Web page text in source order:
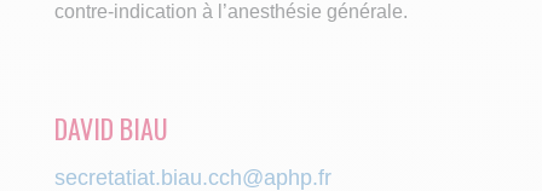
contre-indication à l’anesthésie générale.
DAVID BIAU
secretatiat.biau.cch@aphp.fr